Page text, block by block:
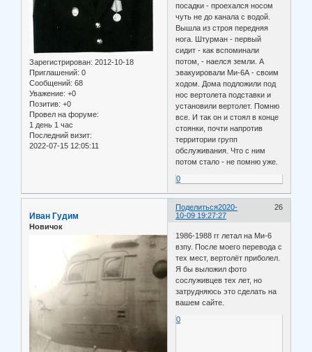
Зарегистрирован: 2012-10-18
Приглашений: 0
Сообщений: 68
Уважение: +0
Позитив: +0
Провел на форуме:
1 день 1 час
Последний визит:
2022-07-15 12:05:11
посадки - проехался носом
чуть не до канала с водой.
Вышла из строя передняя
нога. Штурман - первый
сидит - как вспоминали
потом, - наелся земли. А
эвакуировали Ми-6А - своим
ходом. Дома подложили под
нос вертолета подставки и
установили вертолет. Помню
все. И так он и стоял в конце
стоянки, почти напротив
территории групп
обслуживания. Что с ним
потом стало - не помню уже.
0
Поделиться 26
2020-
10-09 19:27:27
Иван Гудим
Новичок
1986-1988 гг летал на Ми-6
взпу. После моего перевода с
тех мест, вертолёт приболел.
Я бы выложил фото
сослуживцев тех лет, но
затрудняюсь это сделать на
вашем сайте.
0